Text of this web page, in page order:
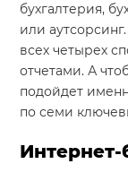
ИИ решения
Маркетинг
Разработка
Разработка
Решения
бухгалтерия,
или
всех четырех
отчетами. А
подойдет
по семи
Интернет-